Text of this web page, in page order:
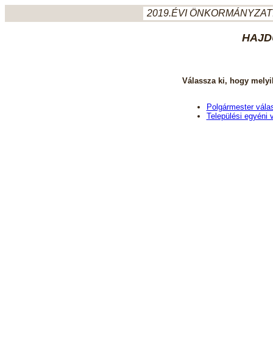
2019.ÉVI
Válassza ki, hogy
Polgármester
Települési egyéni